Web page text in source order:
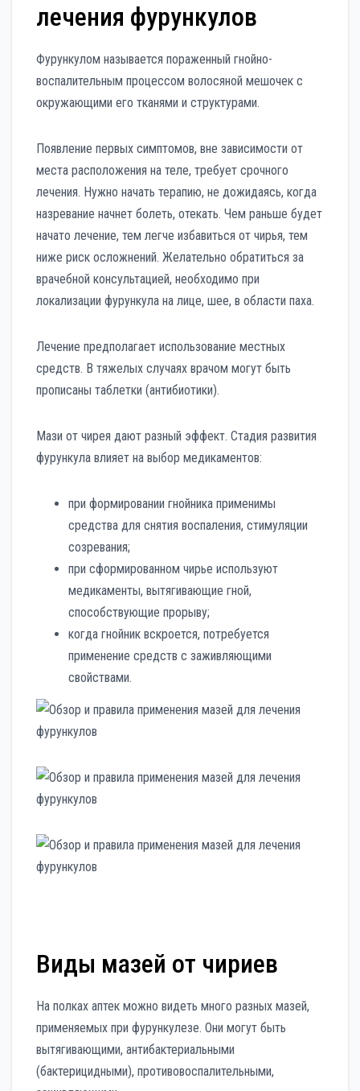
лечения фурункулов
Фурункулом называется пораженный гнойно-
воспалительным процессом волосяной мешочек с
окружающими его тканями и структурами.
Появление первых симптомов, вне зависимости от
места расположения на теле, требует срочного
лечения. Нужно начать терапию, не дожидаясь, когда
назревание начнет болеть, отекать. Чем раньше будет
начато лечение, тем легче избавиться от чирья, тем
ниже риск осложнений. Желательно обратиться за
врачебной консультацией, необходимо при
локализации фурункула на лице, шее, в области паха.
Лечение предполагает использование местных
средств. В тяжелых случаях врачом могут быть
прописаны таблетки (антибиотики).
Мази от чирея дают разный эффект. Стадия развития
фурункула влияет на выбор медикаментов:
при формировании гнойника применимы
средства для снятия воспаления, стимуляции
созревания;
при сформированном чирье используют
медикаменты, вытягивающие гной,
способствующие прорыву;
когда гнойник вскроется, потребуется
применение средств с заживляющими
свойствами.
Виды мазей от чириев
На полках аптек можно видеть много разных мазей,
применяемых при фурункулезе. Они могут быть
вытягивающими, антибактериальными
(бактерицидными), противовоспалительными,